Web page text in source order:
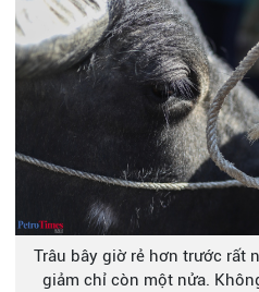
Trâu bây giờ rẻ hơn trước rất
giảm chỉ còn một nửa.